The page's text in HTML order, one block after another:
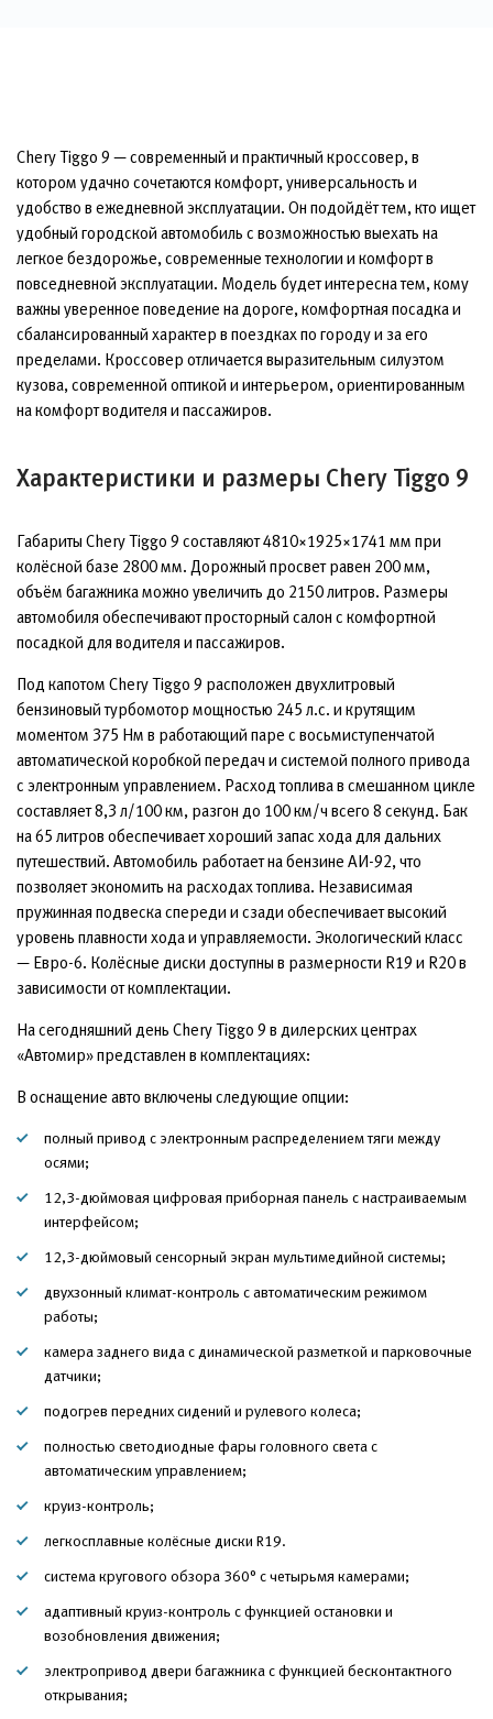
Chery Tiggo 9 — современный и практичный кроссовер, в
котором удачно сочетаются комфорт, универсальность и
удобство в ежедневной эксплуатации. Он подойдёт тем, кто ищет
удобный городской автомобиль с возможностью выехать на
легкое бездорожье, современные технологии и комфорт в
повседневной эксплуатации. Модель будет интересна тем, кому
важны уверенное поведение на дороге, комфортная посадка и
сбалансированный характер в поездках по городу и за его
пределами. Кроссовер отличается выразительным силуэтом
кузова, современной оптикой и интерьером, ориентированным
на комфорт водителя и пассажиров.
Характеристики и размеры Chery Tiggo 9
Габариты Chery Tiggo 9 составляют 4810×1925×1741 мм при
колёсной базе 2800 мм. Дорожный просвет равен 200 мм,
объём багажника можно увеличить до 2150 литров. Размеры
автомобиля обеспечивают просторный салон с комфортной
посадкой для водителя и пассажиров.
Под капотом Chery Tiggo 9 расположен двухлитровый
бензиновый турбомотор мощностью 245 л.с. и крутящим
моментом 375 Нм в работающий паре с восьмиступенчатой
автоматической коробкой передач и системой полного привода
с электронным управлением. Расход топлива в смешанном цикле
составляет 8,3 л/100 км, разгон до 100 км/ч всего 8 секунд. Бак
на 65 литров обеспечивает хороший запас хода для дальних
путешествий. Автомобиль работает на бензине АИ-92, что
позволяет экономить на расходах топлива. Независимая
пружинная подвеска спереди и сзади обеспечивает высокий
уровень плавности хода и управляемости. Экологический класс
— Евро-6. Колёсные диски доступны в размерности R19 и R20 в
зависимости от комплектации.
На сегодняшний день Chery Tiggo 9 в дилерских центрах
«Автомир» представлен в комплектациях:
В оснащение авто включены следующие опции:
полный привод с электронным распределением тяги между
осями;
12,3-дюймовая цифровая приборная панель с настраиваемым
интерфейсом;
12,3-дюймовый сенсорный экран мультимедийной системы;
двухзонный климат-контроль с автоматическим режимом
работы;
камера заднего вида с динамической разметкой и парковочные
датчики;
подогрев передних сидений и рулевого колеса;
полностью светодиодные фары головного света с
автоматическим управлением;
круиз-контроль;
легкосплавные колёсные диски R19.
система кругового обзора 360° с четырьмя камерами;
адаптивный круиз-контроль с функцией остановки и
возобновления движения;
электропривод двери багажника с функцией бесконтактного
открывания;